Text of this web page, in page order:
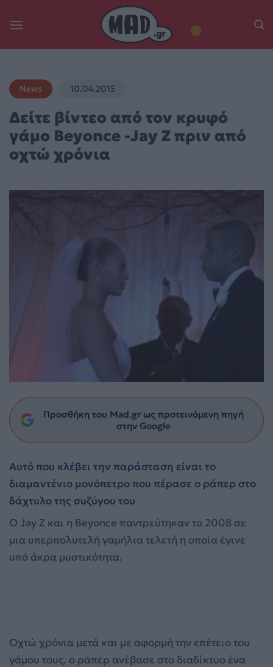
News 10.04.2015
Δείτε βίντεο από τον κρυφό
γάμο Beyonce -Jay Z πριν από
οχτώ χρόνια
Προσθήκη του Mad.gr ως προτεινόμενη πηγή
στην Google
Αυτό που κλέβει την παράσταση είναι το
διαμαντένιο μονόπετρο που πέρασε ο ράπερ στο
δάχτυλο της συζύγου του
Ο Jay Z και η Beyonce παντρεύτηκαν το 2008 σε
μια υπερπολυτελή γαμήλια τελετή η οποία έγινε
υπό άκρα μυστικότητα.
Οχτώ χρόνια μετά και με αφορμή την επέτειο του
γάμου τους, ο ράπερ ανέβασε στο διαδίκτυο ένα